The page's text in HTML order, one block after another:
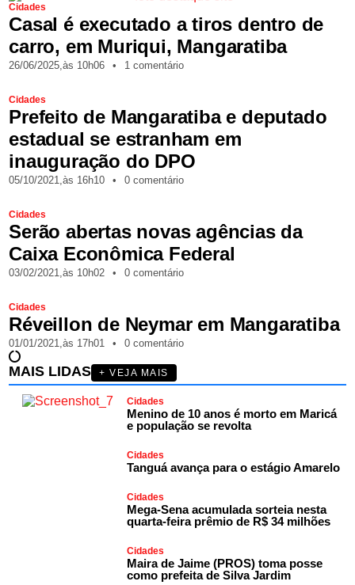
Cidades
Casal é executado a tiros dentro de
carro, em Muriqui, Mangaratiba
26/06/2025,às 10h06 • 1 comentário
Cidades
Prefeito de Mangaratiba e deputado
estadual se estranham em
inauguração do DPO
05/10/2021,às 16h10 • 0 comentário
Cidades
Serão abertas novas agências da
Caixa Econômica Federal
03/02/2021,às 10h02 • 0 comentário
Cidades
Réveillon de Neymar em Mangaratiba
01/01/2021,às 17h01 • 0 comentário
MAIS LIDAS + VEJA MAIS
Cidades
Menino de 10 anos é morto em Maricá
e população se revolta
Cidades
Tanguá avança para o estágio Amarelo
Cidades
Mega-Sena acumulada sorteia nesta
quarta-feira prêmio de R$ 34 milhões
Cidades
Maira de Jaime (PROS) toma posse
como prefeita de Silva Jardim